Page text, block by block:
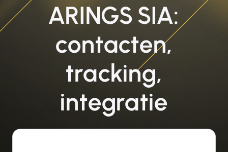
ARINGS SIA:
contacten,
tracking,
integratie